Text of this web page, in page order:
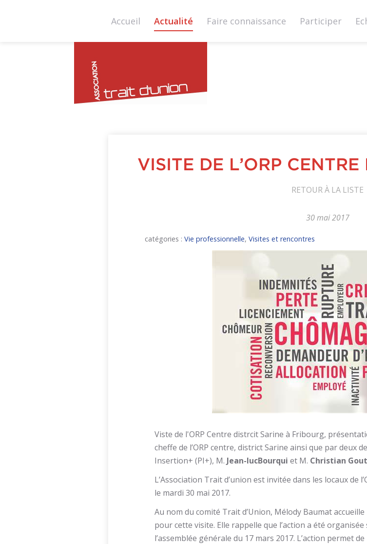
Accueil Actualité Faire connaissance Participer
VISITE DE L’ORP
RETOUR À LA LISTE
30 mai 2017
catégories : Vie professionnelle, Visites et rencontres
Viste de l'ORP Centre distrcit Sarine à Fribourg,
cheffe de l’ORP centre, district Sarine ainsi que par deux
Insertion+ (PI+), M. Jean-lucBourqui et M. Christian
L’Association Trait d’union est invitée dans les locaux de
le mardi 30 mai 2017.
Au nom du comité Trait d’Union, Mélody Baumat
pour cette visite. Elle rappelle que l’action a été
l’assemblée générale du 17 mars 2017. L’action permet